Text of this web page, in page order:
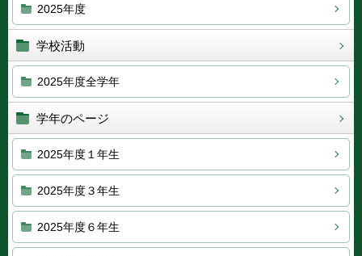
2025年度
学校活動
2025年度全学年
学年のページ
2025年度１年生
2025年度３年生
2025年度６年生